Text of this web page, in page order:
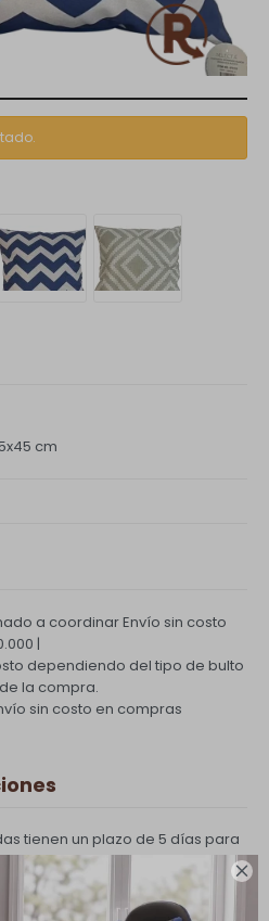

cm
a coordinarEnvío sin costo
|
dependiendo del tipo de bulto
la compra.
sin costo en compras
tienen un plazo de 5 días para